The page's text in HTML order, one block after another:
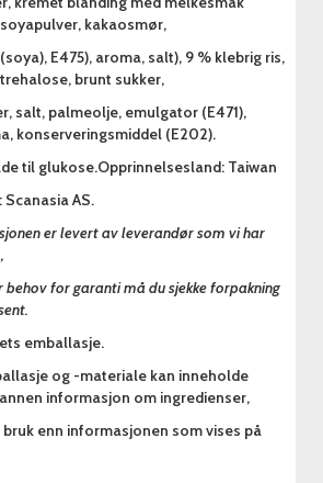
kakaosmør,
E475), aroma, salt), 9 % klebrig ris,
brunt sukker,
salt, palmeolje, emulgator (E471),
konserveringsmiddel (E202).
til glukose.Opprinnelsesland: Taiwan
AS.
er levert av leverandør som vi har
behov for garanti må du sjekke forpakning
emballasje.
og -materiale kan inneholde
informasjon om ingredienser,
enn informasjonen som vises på